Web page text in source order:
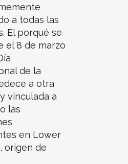
a todas las
El porqué se
el 8 de marzo
de la
a otra
vinculada a
las
en Lower
origen de